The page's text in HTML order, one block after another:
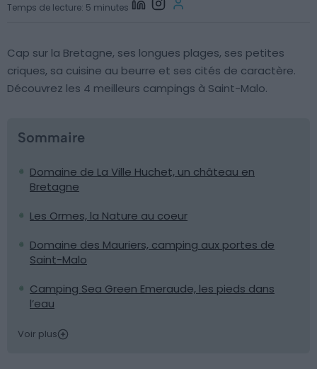
Temps de lecture: 5 minutes
Cap sur la Bretagne, ses longues plages, ses petites
criques, sa cuisine au beurre et ses cités de caractère.
Découvrez les 4 meilleurs campings à Saint-Malo.
Sommaire
Domaine de La Ville Huchet, un château en
Bretagne
Les Ormes, la Nature au coeur
Domaine des Mauriers, camping aux portes de
Saint-Malo
Camping Sea Green Emeraude, les pieds dans
l’eau
Voir plus